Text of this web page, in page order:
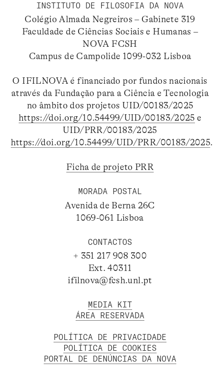
INSTITUTO DE FILOSOFIA DA NOVA
Colégio Almada Negreiros – Gabinete 319
Faculdade de Ciências Sociais e Humanas –
NOVA FCSH
Campus de Campolide 1099-032 Lisboa
O IFILNOVA é financiado por fundos nacionais
através da Fundação para a Ciência e Tecnologia
no âmbito dos projetos UID/00183/2025
https://doi.org/10.54499/UID/00183/2025 e
UID/PRR/00183/2025
https://doi.org/10.54499/UID/PRR/00183/2025.
Ficha de projeto PRR
MORADA POSTAL
Avenida de Berna 26C
1069-061 Lisboa
CONTACTOS
+ 351 217 908 300
Ext. 40311
ifilnova@fcsh.unl.pt
MEDIA KIT
ÁREA RESERVADA
POLÍTICA DE PRIVACIDADE
POLÍTICA DE COOKIES
PORTAL DE DENÚNCIAS DA NOVA